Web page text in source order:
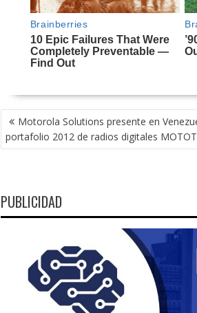
NAVEGACIÓN
DE
ENTRADAS
Motorola Solutions presente en
portafolio 2012 de radios digitales
PUBLICIDAD